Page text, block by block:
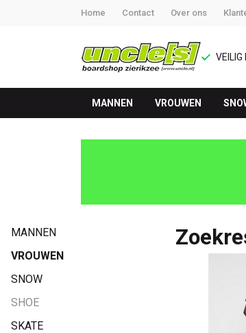
Home Contact Over ons
VEILIG
MANNEN VROUWEN
Zoekresultaten
'cruiser'
-
UNCLE[S]
Boardshop
MANNEN
VROUWEN
SNOW
SHOE
SKATE